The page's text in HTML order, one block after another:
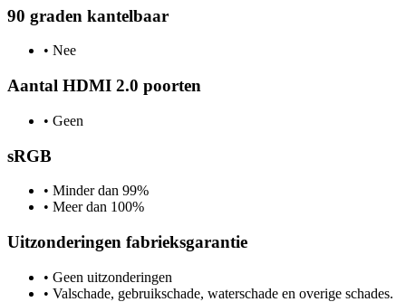
90 graden kantelbaar
• Nee
Aantal HDMI 2.0 poorten
• Geen
sRGB
• Minder dan 99%
• Meer dan 100%
Uitzonderingen fabrieksgarantie
• Geen uitzonderingen
• Valschade, gebruikschade, waterschade en overige schades.